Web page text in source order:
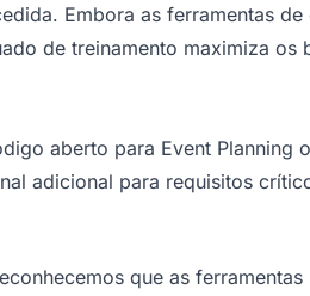
Embora as ferramentas
de treinamento maximiza os
aberto para Event Planning
adicional para requisitos
que as